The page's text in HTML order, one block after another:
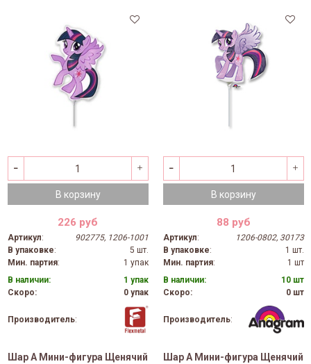
В корзину
226 руб
Артикул:
902775, 1206-1001
В упаковке:
5 шт.
Мин. партия:
1 упак
В наличии:
1 упак
Скоро:
0 упак
Производитель:
В корзину
88 руб
Артикул:
1206-0802, 30173
В упаковке:
1 шт.
Мин. партия:
1 шт
В наличии:
10 шт
Скоро:
0 шт
Производитель:
Шар А Мини-фигура Щенячий
Шар А Мини-фигура Щенячий